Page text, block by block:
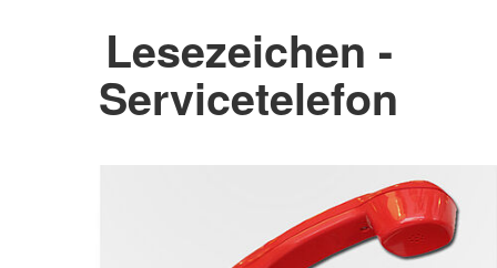
Lesezeichen -
Servicetelefon